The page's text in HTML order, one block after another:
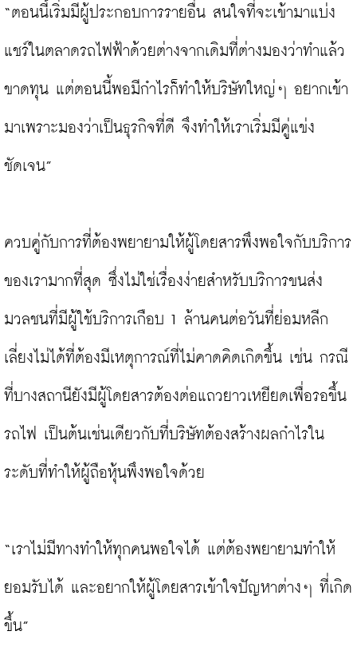
“ตอนนี้เริ่มมีผู้ประกอบการรายอื่น สนใจที่จะเข้ามาแบ่ง
แชร์ในตลาดรถไฟฟ้าด้วยต่างจากเดิมที่ต่างมองว่าทำแล้ว
ขาดทุน แต่ตอนนี้พอมีกำไรก็ทำให้บริษัทใหญ่ๆ อยากเข้า
มาเพราะมองว่าเป็นธุรกิจที่ดี จึงทำให้เราเริ่มมีคู่แข่ง
ชัดเจน”
ควบคู่กับการที่ต้องพยายามให้ผู้โดยสารพึงพอใจกับบริการ
ของเรามากที่สุด ซึ่งไม่ใช่เรื่องง่ายสำหรับบริการขนส่ง
มวลชนที่มีผู้ใช้บริการเกือบ 1 ล้านคนต่อวันที่ย่อมหลีก
เลี่ยงไม่ได้ที่ต้องมีเหตุการณ์ที่ไม่คาดคิดเกิดขึ้น เช่น กรณี
ที่บางสถานียังมีผู้โดยสารต้องต่อแถวยาวเหยียดเพื่อรอขึ้น
รถไฟ เป็นต้นเช่นเดียวกับที่บริษัทต้องสร้างผลกำไรใน
ระดับที่ทำให้ผู้ถือหุ้นพึงพอใจด้วย
“เราไม่มีทางทำให้ทุกคนพอใจได้ แต่ต้องพยายามทำให้
ยอมรับได้ และอยากให้ผู้โดยสารเข้าใจปัญหาต่างๆ ที่เกิด
ขึ้น”